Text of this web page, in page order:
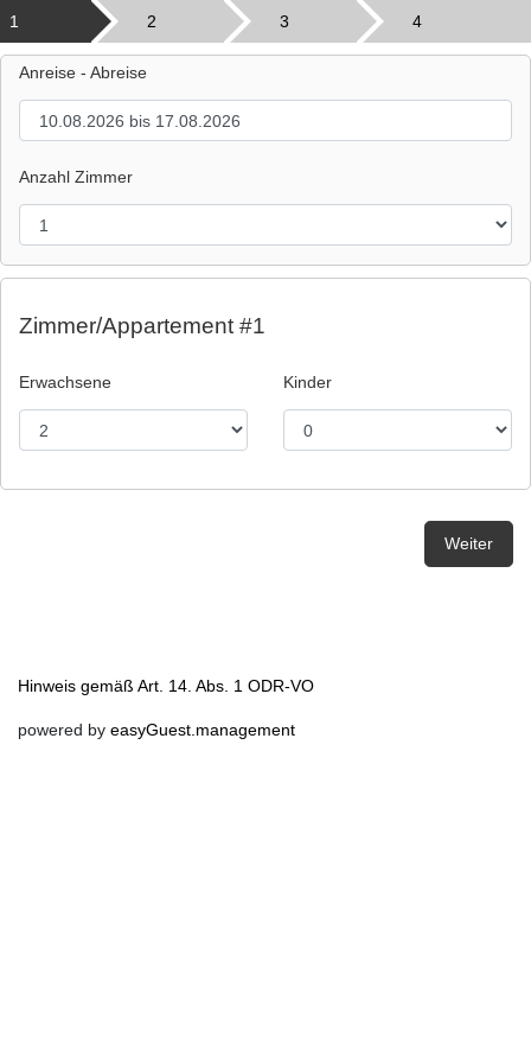
1 2 3 4
Anreise - Abreise
Anzahl Zimmer
Zimmer/Appartement #1
Erwachsene Kinder
Weiter
Hinweis gemäß Art. 14. Abs. 1 ODR-VO
powered by easyGuest.management